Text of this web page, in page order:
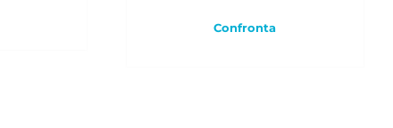
Confronta